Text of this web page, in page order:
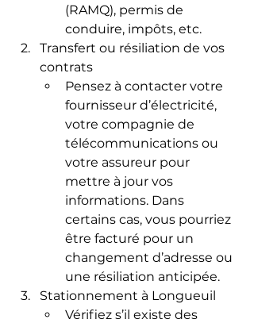
(RAMQ), permis de
conduire, impôts, etc.
Transfert ou résiliation de vos
contrats
Pensez à contacter votre
fournisseur d’électricité,
votre compagnie de
télécommunications ou
votre assureur pour
mettre à jour vos
informations. Dans
certains cas, vous pourriez
être facturé pour un
changement d’adresse ou
une résiliation anticipée.
Stationnement à Longueuil
Vérifiez s’il existe des